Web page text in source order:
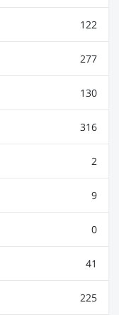
122
277
130
316
2
9
0
41
225